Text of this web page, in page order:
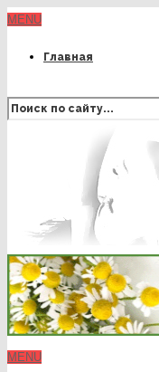
MENU
Главная
MENU